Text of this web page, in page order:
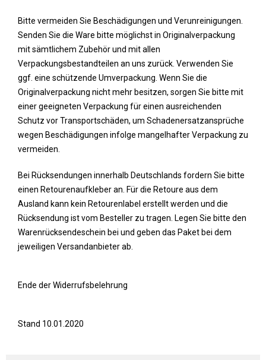
Bitte vermeiden Sie Beschädigungen und Verunreinigungen.
Senden Sie die Ware bitte möglichst in Originalverpackung
mit sämtlichem Zubehör und mit allen
Verpackungsbestandteilen an uns zurück. Verwenden Sie
ggf. eine schützende Umverpackung. Wenn Sie die
Originalverpackung nicht mehr besitzen, sorgen Sie bitte mit
einer geeigneten Verpackung für einen ausreichenden
Schutz vor Transportschäden, um Schadenersatzansprüche
wegen Beschädigungen infolge mangelhafter Verpackung zu
vermeiden.
Bei Rücksendungen innerhalb Deutschlands fordern Sie bitte
einen Retourenaufkleber an. Für die Retoure aus dem
Ausland kann kein Retourenlabel erstellt werden und die
Rücksendung ist vom Besteller zu tragen. Legen Sie bitte den
Warenrücksendeschein bei und geben das Paket bei dem
jeweiligen Versandanbieter ab.
Ende der Widerrufsbelehrung
Stand 10.01.2020